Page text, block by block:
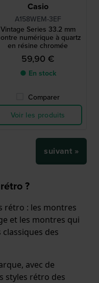
Casio
A158WEM-3EF
Vintage Series 33.2 mm
numérique à quartz
en résine chromée
59,90 €
● En stock
Comparer
Voir les produits
suivant »
?
rétro : les montres
et les montres qui
des
avec de
styles rétro des